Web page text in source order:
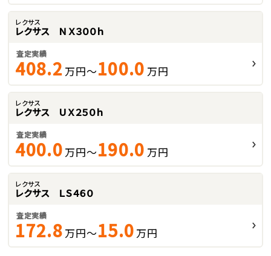
レクサス
レクサス ＮＸ３００ｈ
査定実績
408.2 万円～100.0 万円
レクサス
レクサス ＵＸ２５０ｈ
査定実績
400.0 万円～190.0 万円
レクサス
レクサス ＬＳ４６０
査定実績
172.8 万円～15.0 万円